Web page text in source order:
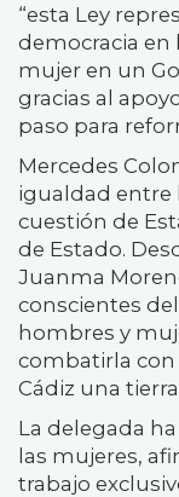
“esta Ley
democracia en
mujer en un
gracias al
paso para
Mercedes
igualdad entre
cuestión de
de Estado.
Juanma
conscientes
hombres y
combatirla con
Cádiz una
La delegada
las mujeres,
trabajo